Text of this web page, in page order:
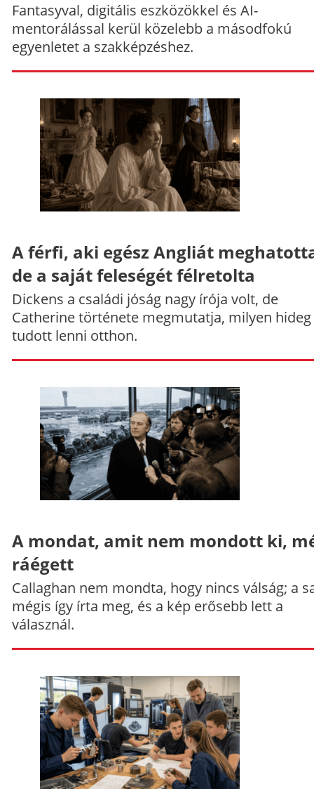
Fantasyval, digitális eszközökkel és AI-
mentorálással kerül közelebb a másodfokú
egyenletet a szakképzéshez.
A férfi, aki egész Angliát
de a saját feleségét félretolta
Dickens a családi jóság nagy írója volt, de
Catherine története megmutatja, milyen hideg
tudott lenni otthon.
A mondat, amit nem mondott ki,
ráégett
Callaghan nem mondta, hogy nincs válság; a
mégis így írta meg, és a kép erősebb lett a
válasznál.